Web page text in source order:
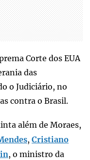
Corte dos EUA
das
o Judiciário, no
contra o Brasil.
além de Moraes,
, Cristiano
, o ministro da